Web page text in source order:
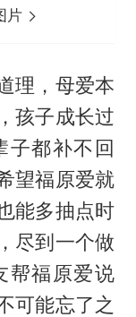
片
理，母爱本
孩子成长过
子都补不回
望福原爱就
能多抽点时
尽到一个做
帮福原爱说
可能忘了之